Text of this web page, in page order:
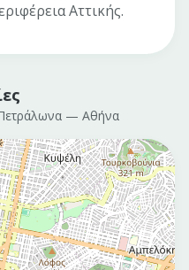
Αττικής.
— Αθήνα